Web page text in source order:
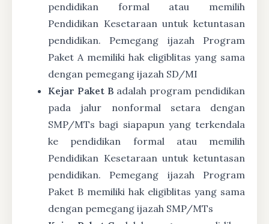
pendidikan formal atau memilih
Pendidikan Kesetaraan untuk ketuntasan
pendidikan. Pemegang ijazah Program
Paket A memiliki hak eligiblitas yang sama
dengan pemegang ijazah SD/MI
Kejar Paket B adalah program pendidikan
pada jalur nonformal setara dengan
SMP/MTs bagi siapapun yang terkendala
ke pendidikan formal atau memilih
Pendidikan Kesetaraan untuk ketuntasan
pendidikan. Pemegang ijazah Program
Paket B memiliki hak eligiblitas yang sama
dengan pemegang ijazah SMP/MTs